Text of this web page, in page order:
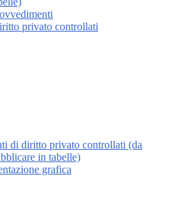
privato controllati
di diritto privato controllati (da
in tabelle)
grafica